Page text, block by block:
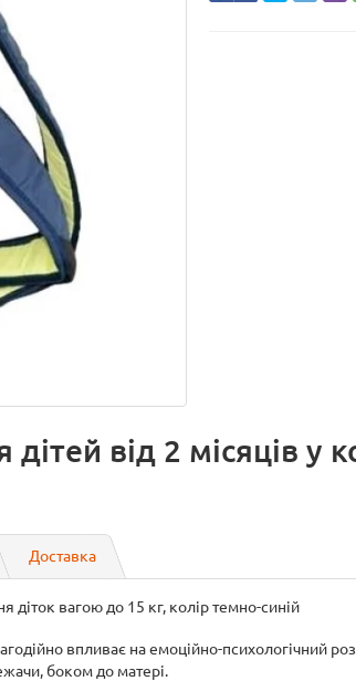
від 2 місяців у
Доставка
вагою до 15 кг, колір темно-синій
впливає на емоційно-психологічний
боком до матері.